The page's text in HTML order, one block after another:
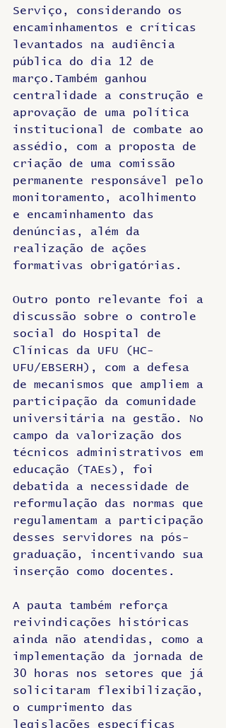
Serviço, considerando os
encaminhamentos e críticas
levantados na audiência
pública do dia 12 de
março.Também ganhou
centralidade a construção e
aprovação de uma política
institucional de combate ao
assédio, com a proposta de
criação de uma comissão
permanente responsável pelo
monitoramento, acolhimento
e encaminhamento das
denúncias, além da
realização de ações
formativas obrigatórias.
Outro ponto relevante foi a
discussão sobre o controle
social do Hospital de
Clínicas da UFU (HC-
UFU/EBSERH), com a defesa
de mecanismos que ampliem a
participação da comunidade
universitária na gestão. No
campo da valorização dos
técnicos administrativos em
educação (TAEs), foi
debatida a necessidade de
reformulação das normas que
regulamentam a participação
desses servidores na pós-
graduação, incentivando sua
inserção como docentes.
A pauta também reforça
reivindicações históricas
ainda não atendidas, como a
implementação da jornada de
30 horas nos setores que já
solicitaram flexibilização,
o cumprimento das
legislações específicas